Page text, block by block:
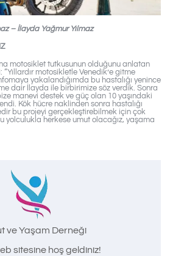
– İlayda Yağmur Yılmaz
motosiklet tutkusunun olduğunu anlatan
“Yıllardır motosikletle Venedik’e gitme
yakalandığımda bu hastalığı yenince
dair İlayda ile birbirimize söz verdik. Sonra
manevi destek ve güç olan 10 yaşındaki
Kök hücre naklinden sonra hastalığı
bu projeyi gerçekleştirebilmek için çok
yolculukla herkese umut olacağız, yaşama
ve Yaşam Derneği
sitesine hoş geldiniz!